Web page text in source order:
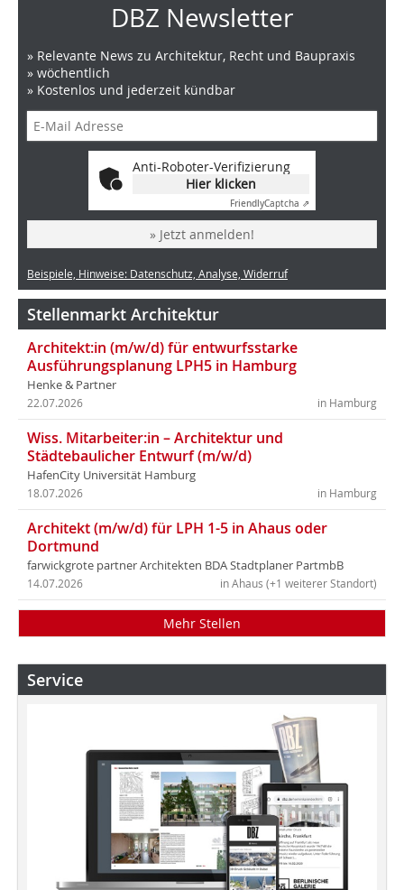
DBZ Newsletter
» Relevante News zu Architektur, Recht und Baupraxis
» wöchentlich
» Kostenlos und jederzeit kündbar
Anti-Roboter-Verifizierung
Hier klicken
FriendlyCaptcha ⇗
» Jetzt anmelden!
Beispiele, Hinweise: Datenschutz, Analyse, Widerruf
Stellenmarkt Architektur
Architekt:in (m/w/d) für entwurfsstarke
Ausführungsplanung LPH5 in Hamburg
Henke & Partner
in Hamburg
22.07.2026
Wiss. Mitarbeiter:in – Architektur und
Städtebaulicher Entwurf (m/w/d)
HafenCity Universität Hamburg
in Hamburg
18.07.2026
Architekt (m/w/d) für LPH 1-5 in Ahaus oder
Dortmund
farwickgrote partner Architekten BDA Stadtplaner PartmbB
in Ahaus (+1 weiterer Standort)
14.07.2026
Mehr Stellen
Service